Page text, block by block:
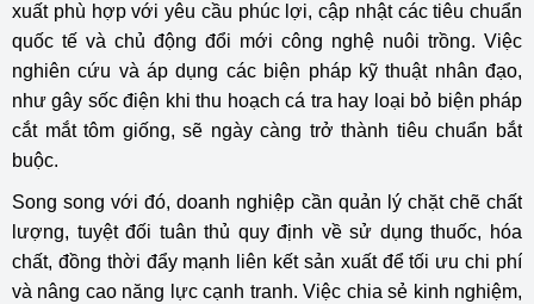
xuất phù hợp với yêu cầu phúc lợi, cập nhật các tiêu chuẩn
quốc tế và chủ động đổi mới công nghệ nuôi trồng. Việc
nghiên cứu và áp dụng các biện pháp kỹ thuật nhân đạo,
như gây sốc điện khi thu hoạch cá tra hay loại bỏ biện pháp
cắt mắt tôm giống, sẽ ngày càng trở thành tiêu chuẩn bắt
buộc.
Song song với đó, doanh nghiệp cần quản lý chặt chẽ chất
lượng, tuyệt đối tuân thủ quy định về sử dụng thuốc, hóa
chất, đồng thời đẩy mạnh liên kết sản xuất để tối ưu chi phí
và nâng cao năng lực cạnh tranh. Việc chia sẻ kinh nghiệm,